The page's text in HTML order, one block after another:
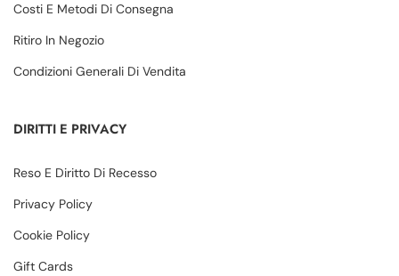
Costi E Metodi Di Consegna
Ritiro In Negozio
Condizioni Generali Di Vendita
DIRITTI E PRIVACY
Reso E Diritto Di Recesso
Privacy Policy
Cookie Policy
Gift Cards